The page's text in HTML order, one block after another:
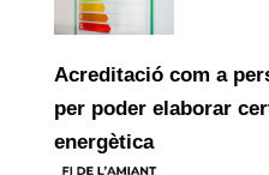
Acreditació com a
per poder elaborar
energètica